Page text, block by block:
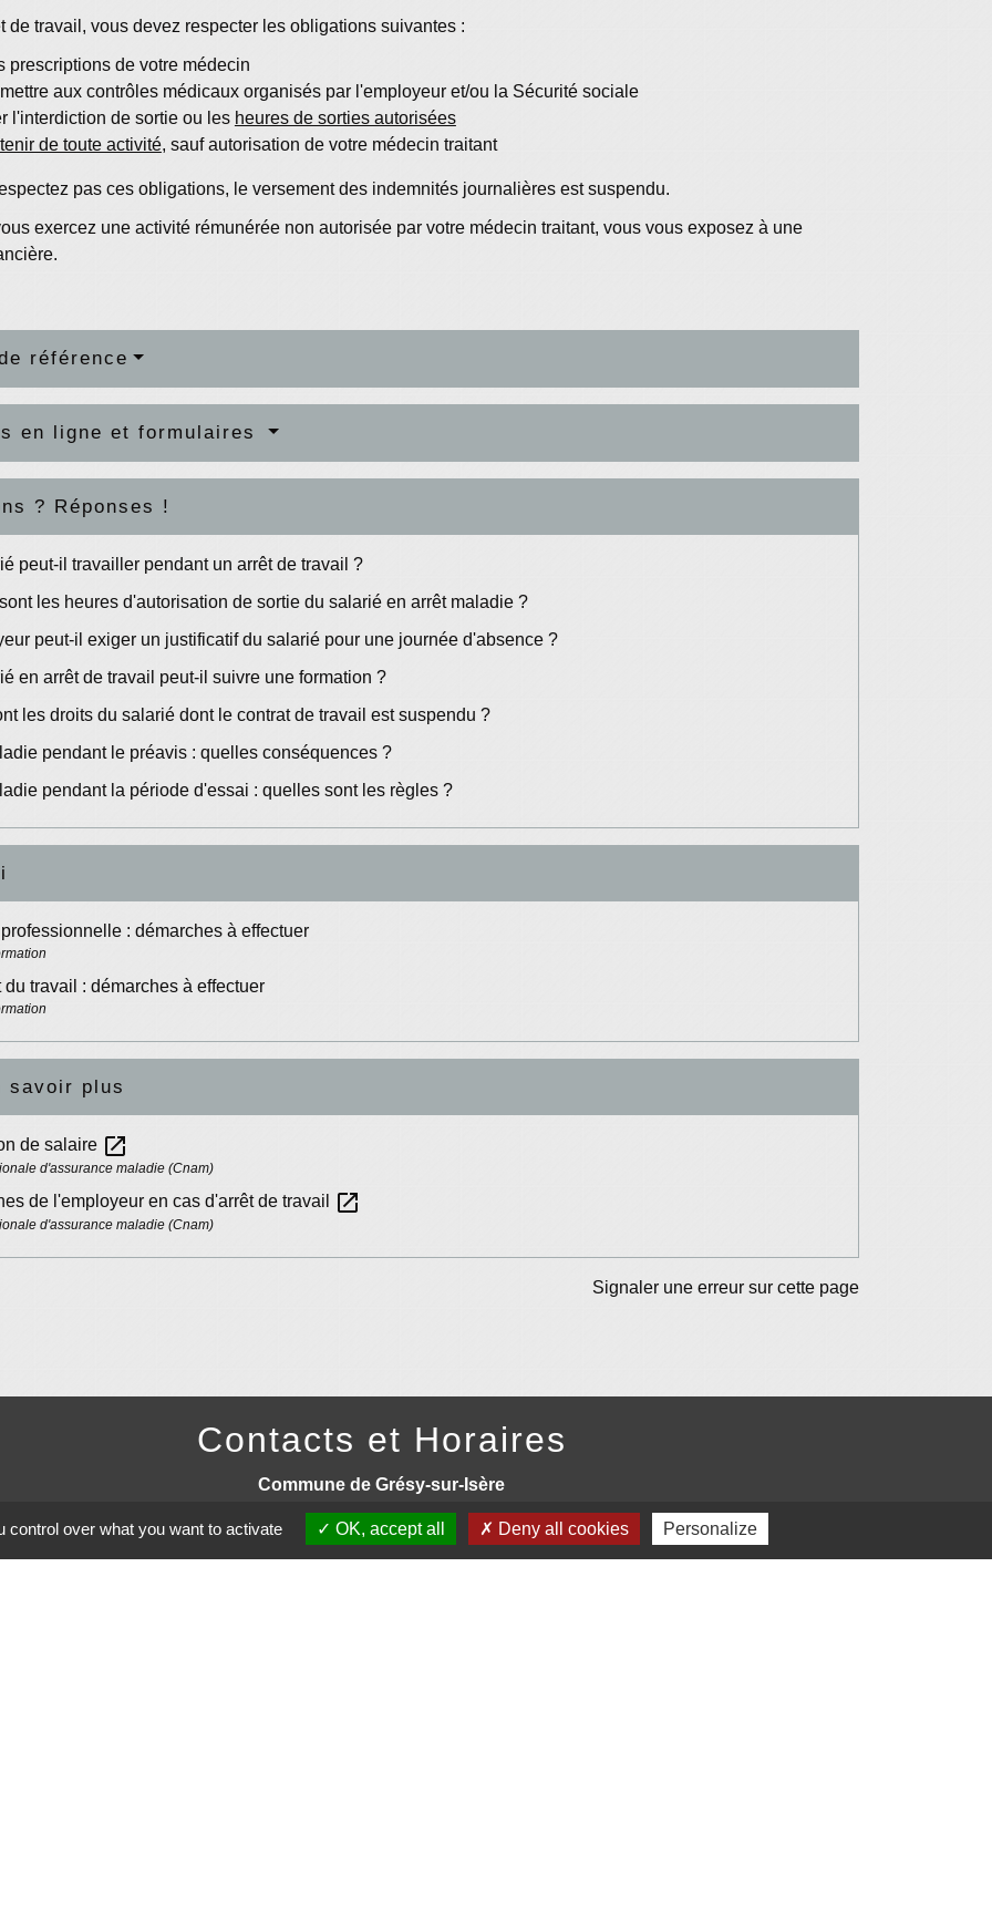
de travail, vous devez respecter les obligations suivantes :
prescriptions de votre médecin
aux contrôles médicaux organisés par l'employeur et/ou la Sécurité sociale
l'interdiction de sortie ou les heures de sorties autorisées
de toute activité, sauf autorisation de votre médecin traitant
pas ces obligations, le versement des indemnités journalières est suspendu.
exercez une activité rémunérée non autorisée par votre médecin traitant, vous vous exposez à une
référence
en ligne et formulaires
? Réponses !
peut-il travailler pendant un arrêt de travail ?
les heures d'autorisation de sortie du salarié en arrêt maladie ?
peut-il exiger un justificatif du salarié pour une journée d'absence ?
en arrêt de travail peut-il suivre une formation ?
les droits du salarié dont le contrat de travail est suspendu ?
pendant le préavis : quelles conséquences ?
pendant la période d'essai : quelles sont les règles ?
: démarches à effectuer
du travail : démarches à effectuer
savoir plus
de salaire open_in_new
d'assurance maladie (Cnam)
de l'employeur en cas d'arrêt de travail open_in_new
d'assurance maladie (Cnam)
Signaler une erreur sur cette page
Contacts et Horaires
Commune de Grésy-sur-Isère
49 Place Pierre Bonnet
73460 Grésy-sur-Isère - FRANCE
+33 4 79 37 91 94
over what you want to activate OK, accept all Deny all cookies Personalize